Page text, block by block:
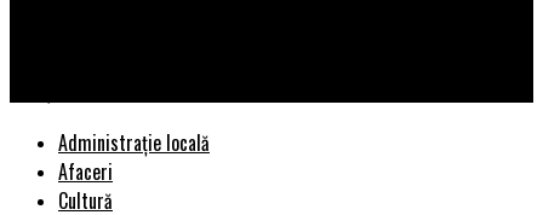
Administrație locală
Afaceri
Cultură